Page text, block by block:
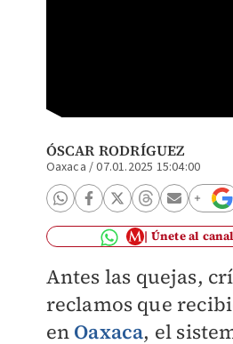
ÓSCAR RODRÍGUEZ
Oaxaca /07.01.2025 15:04:00
Únete al
Antes las quejas,
reclamos que
en Oaxaca, el